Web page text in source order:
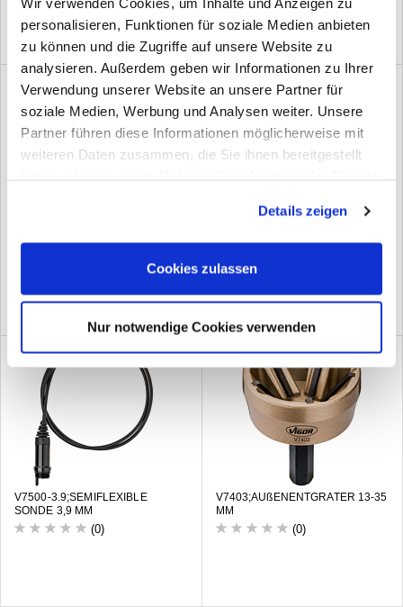
personalisieren, Funktionen für soziale Medien anbieten
zu können und die Zugriffe auf unsere Website zu
analysieren. Außerdem geben wir Informationen zu Ihrer
Verwendung unserer Website an unsere Partner für
soziale Medien, Werbung und Analysen weiter. Unsere
Partner führen diese Informationen möglicherweise mit
weiteren Daten zusammen, die Sie ihnen bereitgestellt
Cookies, wenn Sie unsere Webseite weiterhin nutzen.
Details zeigen
Cookies zulassen
Nur notwendige Cookies verwenden
V7500-3.9;SEMIFLEXIBLE
SONDE 3,9 MM
(0)
V7403;AUßENENTGRATER 13-35
MM
(0)